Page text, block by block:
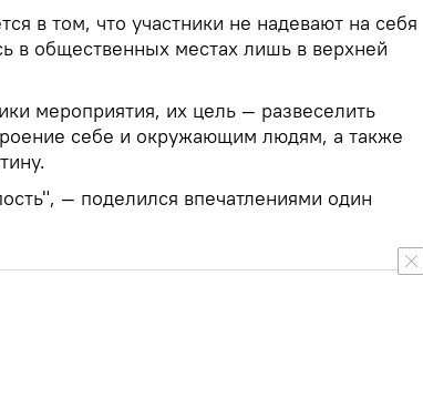
в том, что участники не надевают на себя
в общественных местах лишь в верхней
мероприятия, их цель — развеселить
себе и окружающим людям, а также
— поделился впечатлениями один